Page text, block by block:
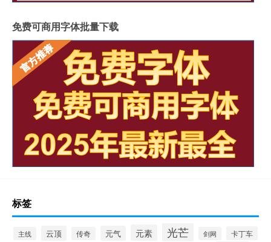
免费可商用字体批量下载
标签
主线 云顶 传奇 元气 元素 光芒 剑网 卡丁车